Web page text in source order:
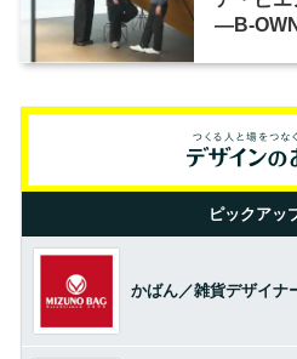
―B-
ピックアッ
かばん／雑貨デザイナ